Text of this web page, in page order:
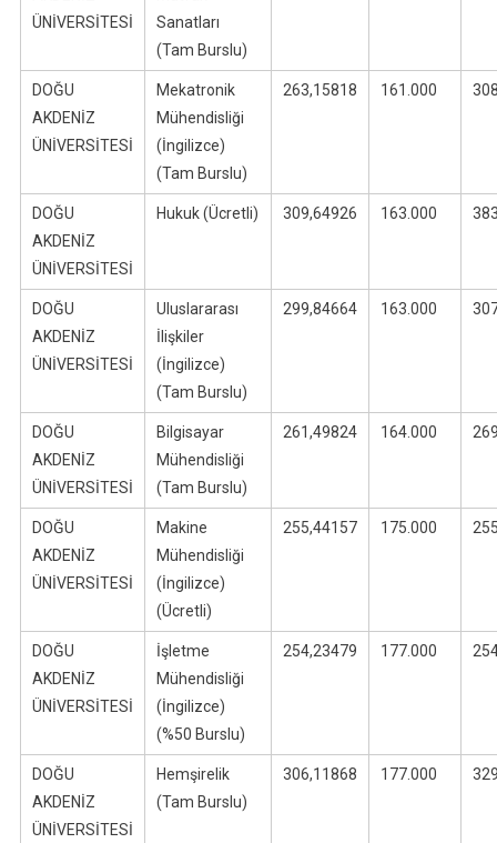
ÜNİVERSİTESİ
Sanatları
(Tam Burslu)
DOĞU
AKDENİZ
ÜNİVERSİTESİ
Mekatronik
Mühendisliği
(İngilizce)
(Tam Burslu)
263,15818 161.000
DOĞU
AKDENİZ
ÜNİVERSİTESİ
Hukuk (Ücretli) 309,64926 163.000
DOĞU
AKDENİZ
ÜNİVERSİTESİ
Uluslararası
İlişkiler
(İngilizce)
(Tam Burslu)
299,84664 163.000
DOĞU
AKDENİZ
ÜNİVERSİTESİ
Bilgisayar
Mühendisliği
(Tam Burslu)
261,49824 164.000
DOĞU
AKDENİZ
ÜNİVERSİTESİ
Makine
Mühendisliği
(İngilizce)
(Ücretli)
255,44157 175.000
DOĞU
AKDENİZ
ÜNİVERSİTESİ
İşletme
Mühendisliği
(İngilizce)
(%50 Burslu)
254,23479 177.000
DOĞU
AKDENİZ
ÜNİVERSİTESİ
Hemşirelik
(Tam Burslu)
306,11868 177.000